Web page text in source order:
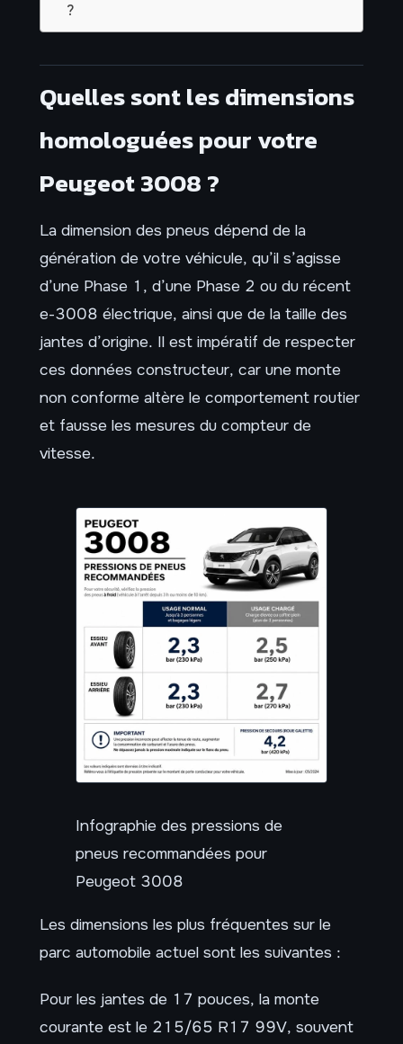
?
Quelles sont les dimensions
homologuées pour votre
Peugeot 3008 ?
La dimension des pneus dépend de la
génération de votre véhicule, qu’il s’agisse
d’une Phase 1, d’une Phase 2 ou du récent
e-3008 électrique, ainsi que de la taille des
jantes d’origine. Il est impératif de respecter
ces données constructeur, car une monte
non conforme altère le comportement routier
et fausse les mesures du compteur de
vitesse.
Infographie des pressions de
pneus recommandées pour
Peugeot 3008
Les dimensions les plus fréquentes sur le
parc automobile actuel sont les suivantes :
Pour les jantes de 17 pouces, la monte
courante est le 215/65 R17 99V, souvent